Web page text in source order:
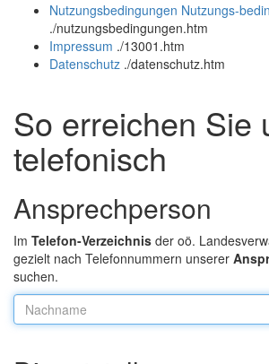
und
schließen
Nutzungsbedingungen Nutzungs-
./nutzungsbedingungen.htm
Impressum ./13001.htm
Datenschutz ./datenschutz.htm
So erreichen Sie
telefonisch
Ansprechperson
Im Telefon-Verzeichnis der oö.
gezielt nach Telefonnummern unserer
suchen.
Nachname: